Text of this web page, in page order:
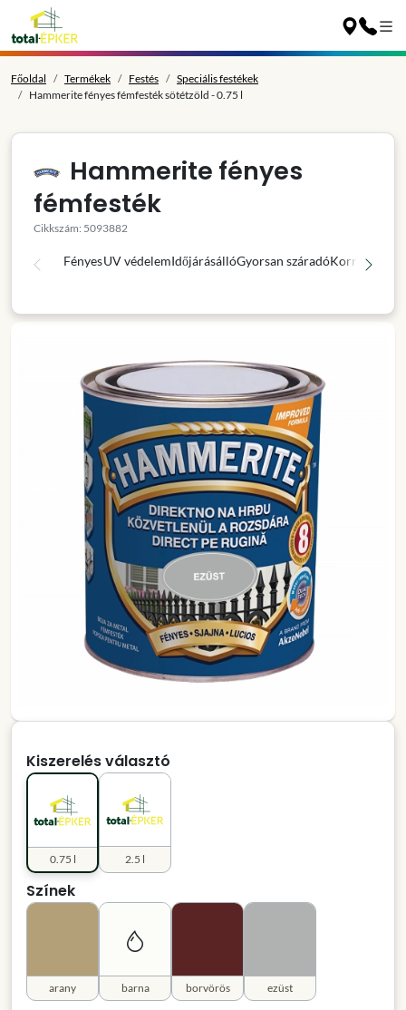
Főoldal Termékek Festés
Speciális festékek
Hammerite fényes fémfesték sötétzöld - 0.75 l
Hammerite fényes
fémfesték
Cikkszám: 5093882
FényesUV védelemIdőjárásállóGyorsan száradó
Kiszerelés választó
0.75 l 2.5 l
Színek
arany barna borvörös ezüst